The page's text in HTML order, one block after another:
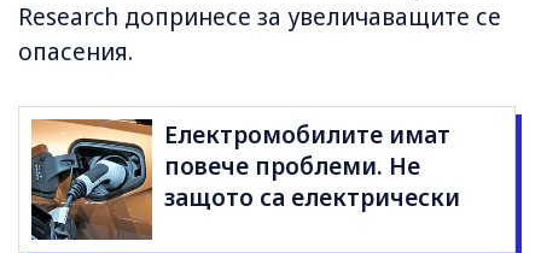
Research допринесе за увеличаващите се
опасения.
Електромобилите имат
повече проблеми. Не
защото са електрически